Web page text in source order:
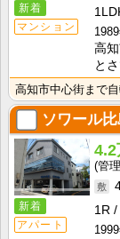
新着
マンション
高知
と
ソワール比
新着
アパート
4.2
1R